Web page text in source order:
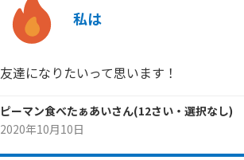
私は
友達になりたいって思います！
ピーマン食べたぁあいさん(12さい・ 選択なし)
2020年10月10日